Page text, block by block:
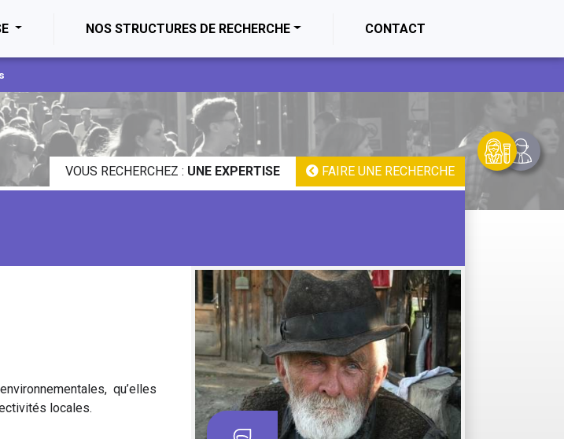
NOS STRUCTURES DE RECHERCHE CONTACT
VOUS RECHERCHEZ : UNE EXPERTISE FAIRE UNE RECHERCHE
qu’elles
locales.